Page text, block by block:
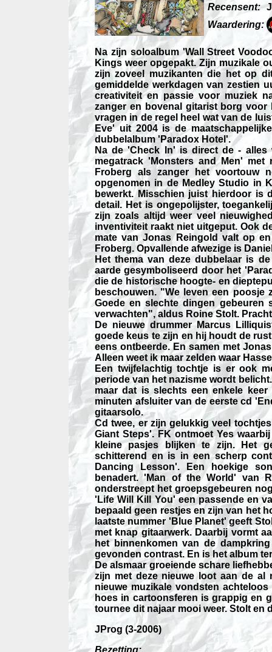
Recensent:
Waardering:
Na zijn soloalbum 'Wall Street
Kings weer opgepakt. Zijn muzikale
zijn zoveel muzikanten die het op
gemiddelde werkdagen van zestien
creativiteit en passie voor muziek
zanger en bovenal gitarist borg
vragen in de regel heel wat van de
Eve' uit 2004 is de
dubbelalbum 'Paradox Hotel'.
Na de 'Check In' is direct de - alles
megatrack 'Monsters and Men'
Froberg als zanger het voortouw
opgenomen in de Medley Studio in
bewerkt. Misschien juist hierdoor is
detail. Het is ongepolijster,
zijn zoals altijd weer veel
inventiviteit raakt niet uitgeput. Ook
mate van Jonas Reingold valt op
Froberg. Opvallende afwezige is
Het thema van deze dubbelaar is
aarde gesymboliseerd door het
die de historische hoogte- en
beschouwen. "We leven een
Goede en slechte dingen
verwachten", aldus Roine Stolt.
De nieuwe drummer Marcus
goede keus te zijn en hij houdt de
eens ontbeerde. En samen met
Alleen weet ik maar zelden waar
Een twijfelachtig tochtje is er ook
periode van het nazisme wordt
maar dat is slechts een enkele
minuten afsluiter van de eerste cd
gitaarsolo.
Cd twee, er zijn gelukkig veel
Giant Steps'. FK ontmoet Yes
kleine pasjes blijken te zijn. Het
schitterend en is in een scherp
Dancing Lesson'. Een hoekige
benadert. 'Man of the World' van
onderstreept het groepsgebeuren
'Life Will Kill You' een passende en
bepaald geen restjes en zijn van het
laatste nummer 'Blue Planet' geeft
met knap gitaarwerk. Daarbij vormt
het binnenkomen van de
gevonden contrast. En is het album
De alsmaar groeiende schare
zijn met deze nieuwe loot aan de al
nieuwe muzikale vondsten
hoes in cartoonsferen is grappig en
tournee dit najaar mooi weer. Stolt en
JProg (3-2006)
Bezetting: